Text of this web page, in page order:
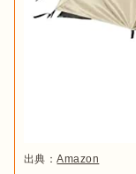
出典：Amazon